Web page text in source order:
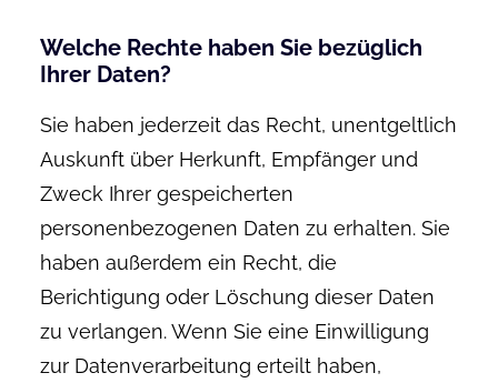
Welche Rechte haben Sie bezüglich
Ihrer Daten?
Sie haben jederzeit das Recht, unentgeltlich
Auskunft über Herkunft, Empfänger und
Zweck Ihrer gespeicherten
personenbezogenen Daten zu erhalten. Sie
haben außerdem ein Recht, die
Berichtigung oder Löschung dieser Daten
zu verlangen. Wenn Sie eine Einwilligung
zur Datenverarbeitung erteilt haben,